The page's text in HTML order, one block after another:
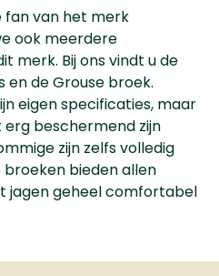
fan van het merk
ook meerdere
merk. Bij ons vindt u de
en de Grouse broek.
eigen specificaties, maar
beschermend zijn
zijn zelfs volledig
bieden allen
jagen geheel comfortabel